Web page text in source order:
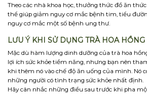
Theo các nhà khoa học, thưởng thức đồ ăn
thể giúp giảm nguy cơ mắc bệnh tim, tiểu
nguy cơ mắc một số bệnh ung thư.
LƯU Ý KHI SỬ DỤNG TRÀ HOA
Mặc dù hàm lượng dinh dưỡng của trà hoa
lợi ích sức khỏe tiềm năng, nhưng bạn nên
khi thêm nó vào chế độ ăn uống của mình. Nó
những người có tình trạng sức khỏe nhất định.
Hãy cân nhắc những điều sau trước khi pha